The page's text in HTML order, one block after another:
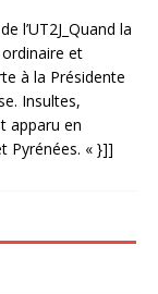
l’UT2J_Quand la
et
à la Présidente
Insultes,
apparu en
Pyrénées. « }]]